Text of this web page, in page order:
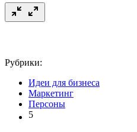
Рубрики:
Идеи для бизнеса
Маркетинг
Персоны
5